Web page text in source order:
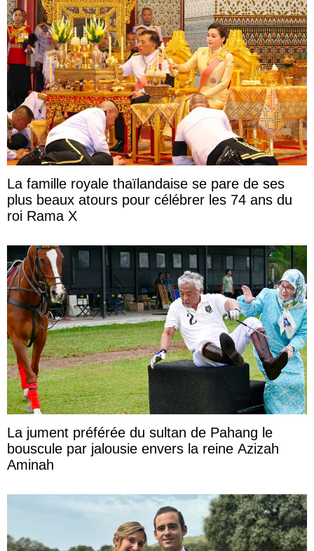
La famille royale thaïlandaise se pare de ses
plus beaux atours pour célébrer les 74 ans du
roi Rama X
La jument préférée du sultan de Pahang le
bouscule par jalousie envers la reine Azizah
Aminah